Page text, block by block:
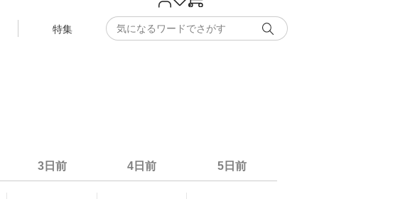
特集
3日前 4日前 5日前